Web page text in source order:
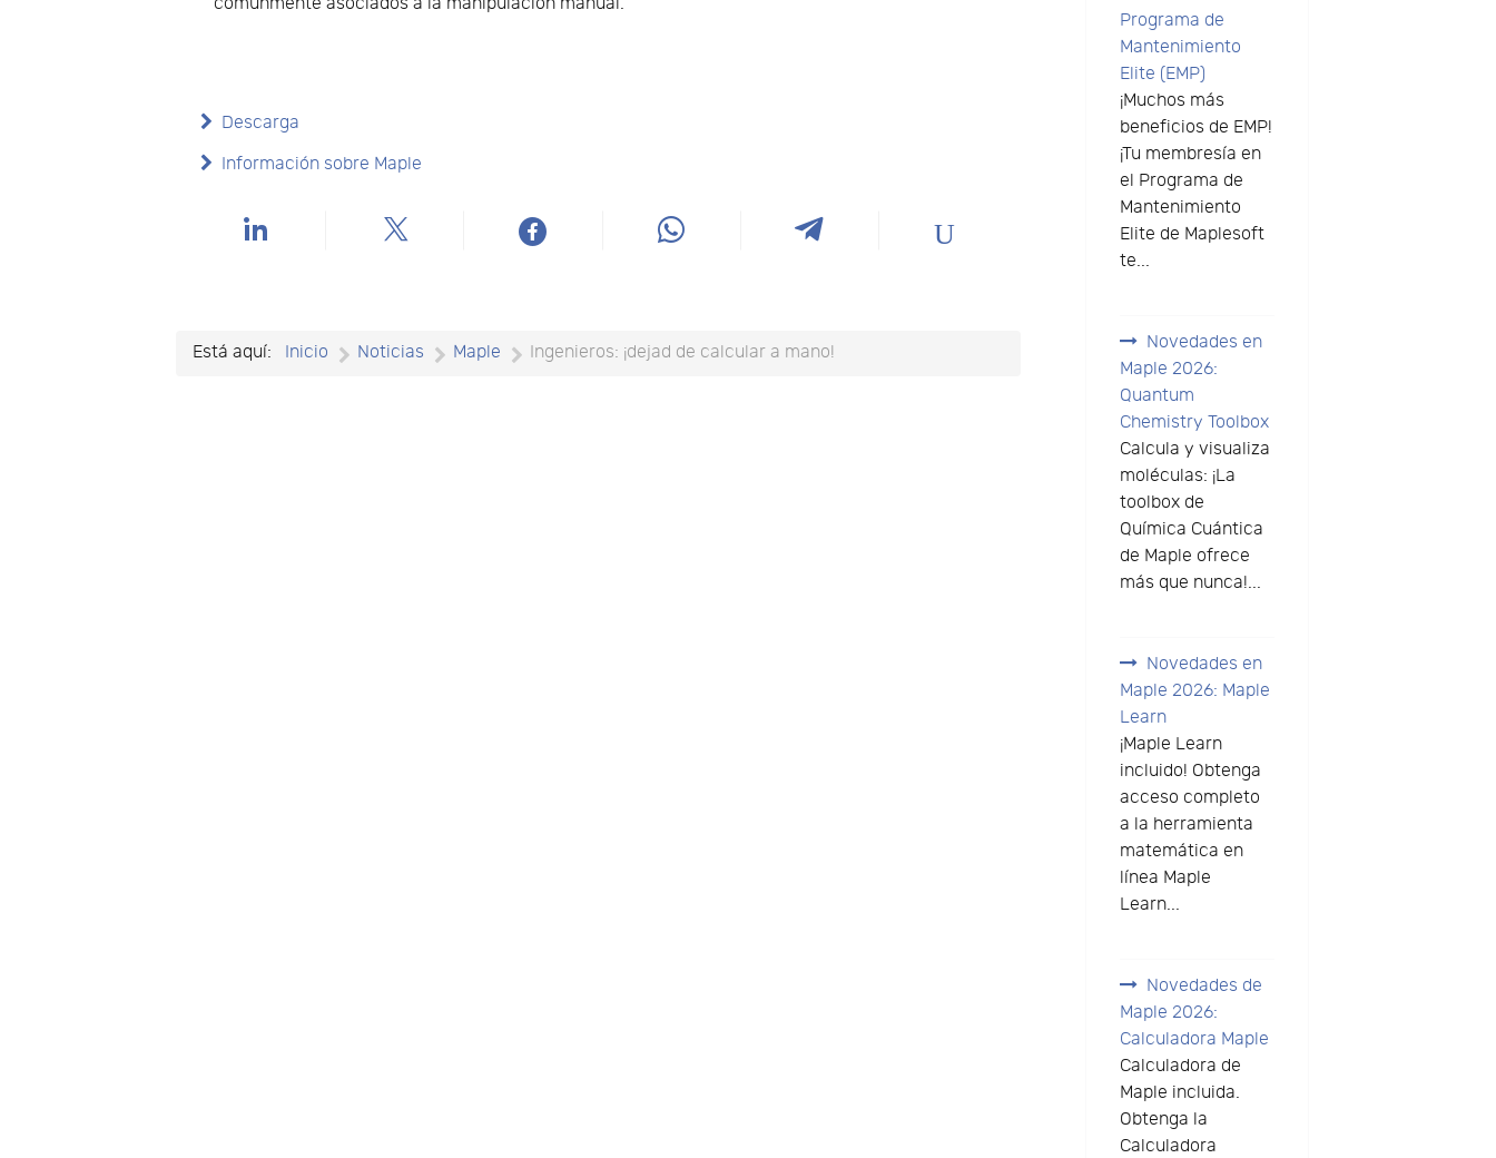
comúnmente asociados a la manipulación manual.
Descarga
Información sobre Maple
Está aquí: Inicio Noticias Maple Ingenieros: ¡dejad de calcular a mano!
Programa de
Mantenimiento
Elite (EMP)
¡Muchos más
beneficios de EMP!
¡Tu membresía en
el Programa de
Mantenimiento
Elite de Maplesoft
te...
Novedades en
Maple 2026:
Quantum
Chemistry Toolbox
Calcula y visualiza
moléculas: ¡La
toolbox de
Química Cuántica
de Maple ofrece
más que nunca!...
Novedades en
Maple 2026: Maple
Learn
¡Maple Learn
incluido! Obtenga
acceso completo
a la herramienta
matemática en
línea Maple
Learn...
Novedades de
Maple 2026:
Calculadora Maple
Calculadora de
Maple incluida.
Obtenga la
Calculadora